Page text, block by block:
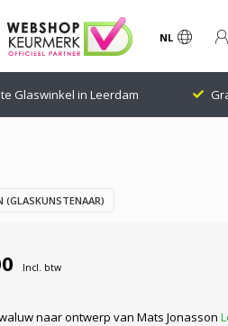
NL
Glaswinkel in Leerdam
(GLASKUNSTENAAR)
Incl. btw
naar ontwerp van Mats Jonasson